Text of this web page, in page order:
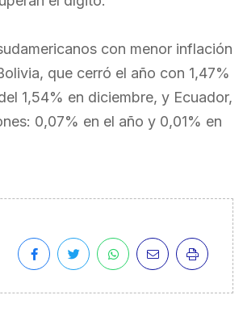
con menor inflación
que cerró el año con 1,47%
1,54% en diciembre, y Ecuador,
0,07% en el año y 0,01% en